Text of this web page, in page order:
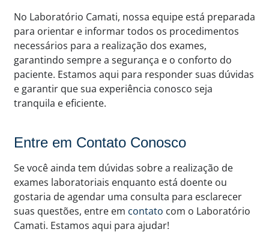
No Laboratório Camati, nossa equipe está preparada
para orientar e informar todos os procedimentos
necessários para a realização dos exames,
garantindo sempre a segurança e o conforto do
paciente. Estamos aqui para responder suas dúvidas
e garantir que sua experiência conosco seja
tranquila e eficiente.
Entre em Contato Conosco
Se você ainda tem dúvidas sobre a realização de
exames laboratoriais enquanto está doente ou
gostaria de agendar uma consulta para esclarecer
suas questões, entre em contato com o Laboratório
Camati. Estamos aqui para ajudar!